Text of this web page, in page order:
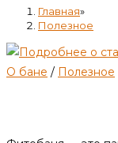
Главная»
Полезное
О бане / Полезное